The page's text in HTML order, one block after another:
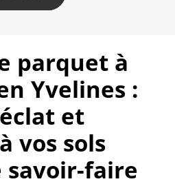
parquet à
Yvelines :
et
vos sols
savoir-faire